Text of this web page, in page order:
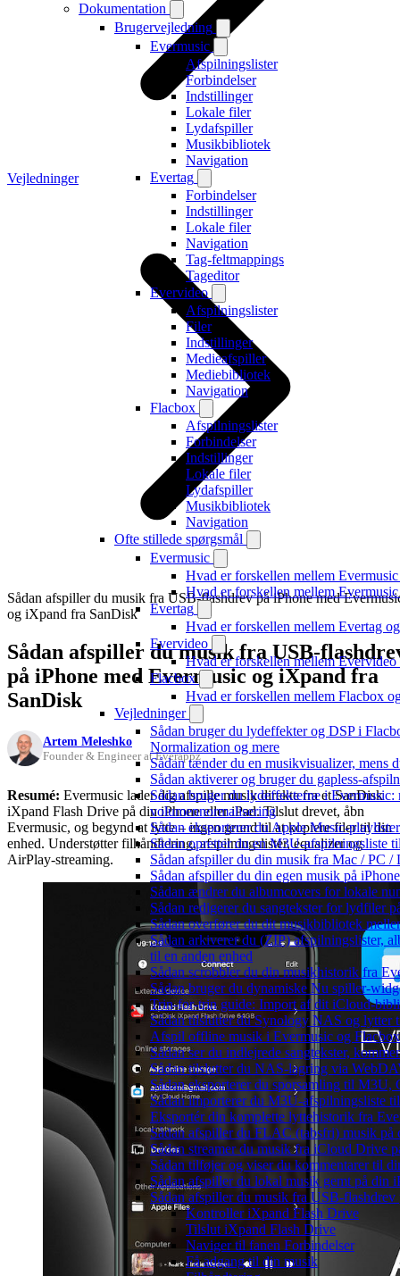
Dokumentation
Brugervejledning
Evermusic
Afspilningslister
Forbindelser
Indstillinger
Lokale filer
Lydafspiller
Musikbibliotek
Navigation
Evertag
Forbindelser
Indstillinger
Lokale filer
Navigation
Tag-feltmappings
Tageditor
Evervideo
Afspilningslister
Filer
Indstillinger
Medieafspiller
Mediebibliotek
Navigation
Flacbox
Afspilningslister
Forbindelser
Indstillinger
Lokale filer
Lydafspiller
Musikbibliotek
Navigation
Ofte stillede spørgsmål
Evermusic
Hvad er forskellen mellem
Hvad er forskellen mellem
Evertag
Hvad er forskellen mellem Evertag
Evervideo
Hvad er forskellen mellem
Flacbox
Hvad er forskellen mellem Flacbox
Vejledninger
Sådan bruger du lydeffekter og DSP i
Normalization og mere
Sådan tænder du en musikvisualizer, mens
Sådan aktiverer og bruger du gapless-
Sådan bruger du lydeffekterne i
volumennormalisering
Sådan eksporterer du Apple Music-
Sådan opretter du en M3U-
Sådan afspiller du din musik fra Mac / PC
Sådan afspiller du din egen musik på
Sådan ændrer du albumcovers for lokale
Sådan redigerer du sangtekster for lydfiler
Sådan overfører du dit musikbibliotek
Sådan arkiverer du (ZIP) afspilningslister,
til en anden enhed
Sådan scrobbler du din musikhistorik fra
Sådan bruger du dynamiske Nu spiller-
Trin-for-trin guide: Import af dit iCloud-
Sådan tilslutter du Synology NAS og lytter
Afspil offline musik i Evermusic og
Sådan ser du indlejrede sangtekster,
Sådan tilslutter du NAS-lagring via
Sådan eksporterer du sporsamling til
Sådan importerer du M3U-afspilningsliste
Eksportér din komplette lyttehistorik fra
Sådan afspiller du FLAC (tabsfri) musik på
Sådan streamer du musik fra iCloud Drive
Sådan tilføjer og viser du kommentarer til
Sådan afspiller du lokal musik gemt på din
Sådan afspiller du musik fra USB-
Kontroller iXpand Flash Drive
Tilslut iXpand Flash Drive
Naviger til fanen Forbindelser
Få adgang til din musik
Vejledninger
Sådan afspiller du musik fra USB-flashdrev på iPhone med
og iXpand fra SanDisk
Sådan afspiller du musik fra USB-
på iPhone med Evermusic og iXpand fra
SanDisk
Artem Meleshko
Founder & Engineer at Everappz
Resumé: Evermusic lader dig afspille musik direkte fra et SanDisk
iXpand Flash Drive på din iPhone eller iPad. Tilslut drevet, åbn
Evermusic, og begynd at lytte – ingen grund til at kopiere filer til din
enhed. Understøtter filhåndtering, afspilningslister, equalizer og
AirPlay-streaming.